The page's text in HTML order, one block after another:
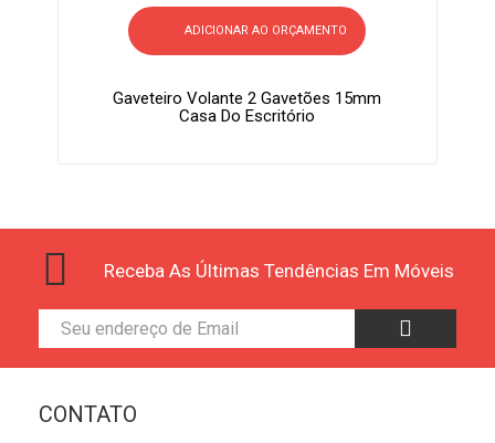
ADICIONAR AO ORÇAMENTO
Gaveteiro Volante 2 Gavetões 15mm
Casa Do Escritório
Receba As Últimas Tendências Em Móveis
CONTATO